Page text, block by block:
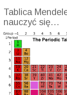
Tablica
nauczyć się…